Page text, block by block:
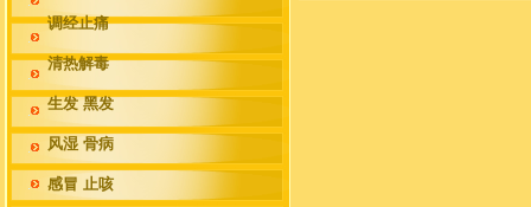
调经止痛
清热解毒
生发 黑发
风湿 骨病
感冒 止咳